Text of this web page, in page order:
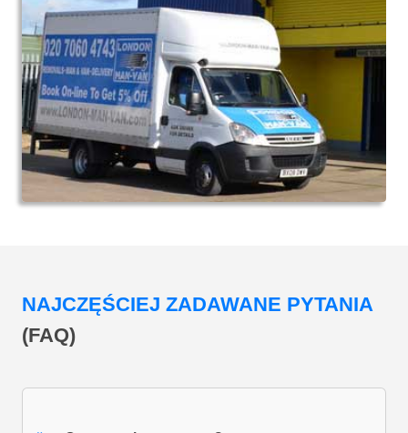
NAJCZĘŚCIEJ ZADAWANE PYTANIA
(FAQ)